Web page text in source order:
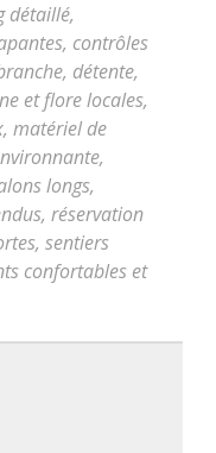
détaillé,
, contrôles
, détente,
et flore locales,
, matériel de
,
longs,
, réservation
, sentiers
confortables et